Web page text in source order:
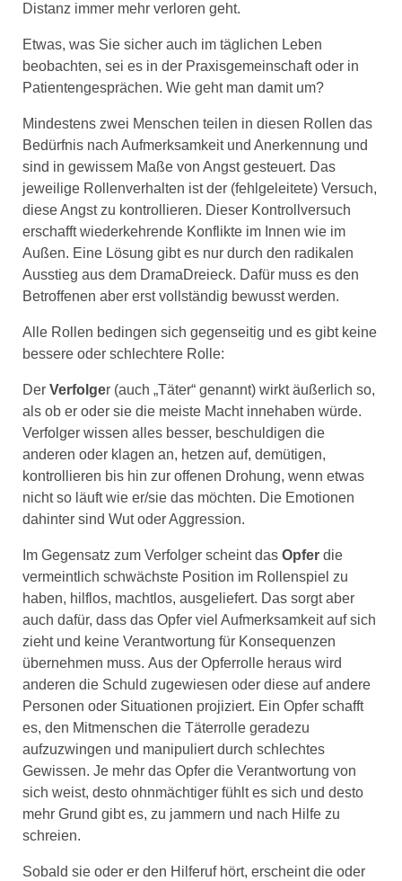
Distanz immer mehr verloren geht.
Etwas, was Sie sicher auch im täglichen Leben
beobachten, sei es in der Praxisgemeinschaft oder in
Patientengesprächen. Wie geht man damit um?
Mindestens zwei Menschen teilen in diesen Rollen das
Bedürfnis nach Aufmerksamkeit und Anerkennung und
sind in gewissem Maße von Angst gesteuert. Das
jeweilige Rollenverhalten ist der (fehlgeleitete) Versuch,
diese Angst zu kontrollieren. Dieser Kontrollversuch
erschafft wiederkehrende Konflikte im Innen wie im
Außen. Eine Lösung gibt es nur durch den radikalen
Ausstieg aus dem DramaDreieck. Dafür muss es den
Betroffenen aber erst vollständig bewusst werden.
Alle Rollen bedingen sich gegenseitig und es gibt keine
bessere oder schlechtere Rolle:
Der Verfolger (auch „Täter“ genannt) wirkt äußerlich so,
als ob er oder sie die meiste Macht innehaben würde.
Verfolger wissen alles besser, beschuldigen die
anderen oder klagen an, hetzen auf, demütigen,
kontrollieren bis hin zur offenen Drohung, wenn etwas
nicht so läuft wie er/sie das möchten. Die Emotionen
dahinter sind Wut oder Aggression.
Im Gegensatz zum Verfolger scheint das Opfer die
vermeintlich schwächste Position im Rollenspiel zu
haben, hilflos, machtlos, ausgeliefert. Das sorgt aber
auch dafür, dass das Opfer viel Aufmerksamkeit auf sich
zieht und keine Verantwortung für Konsequenzen
übernehmen muss. Aus der Opferrolle heraus wird
anderen die Schuld zugewiesen oder diese auf andere
Personen oder Situationen projiziert. Ein Opfer schafft
es, den Mitmenschen die Täterrolle geradezu
aufzuzwingen und manipuliert durch schlechtes
Gewissen. Je mehr das Opfer die Verantwortung von
sich weist, desto ohnmächtiger fühlt es sich und desto
mehr Grund gibt es, zu jammern und nach Hilfe zu
schreien.
Sobald sie oder er den Hilferuf hört, erscheint die oder